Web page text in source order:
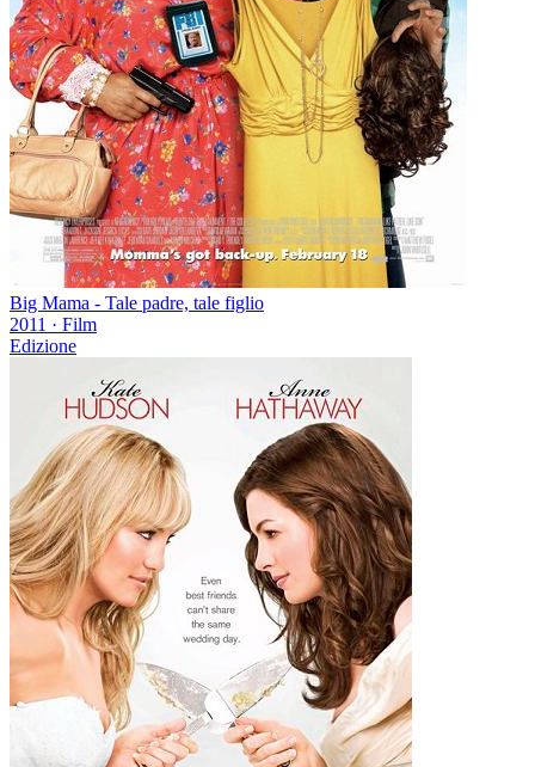
Big Mama - Tale padre, tale figlio
2011 · Film
Edizione